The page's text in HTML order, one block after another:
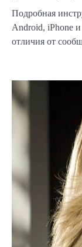
Подробная
Android, iPhone
отличия от